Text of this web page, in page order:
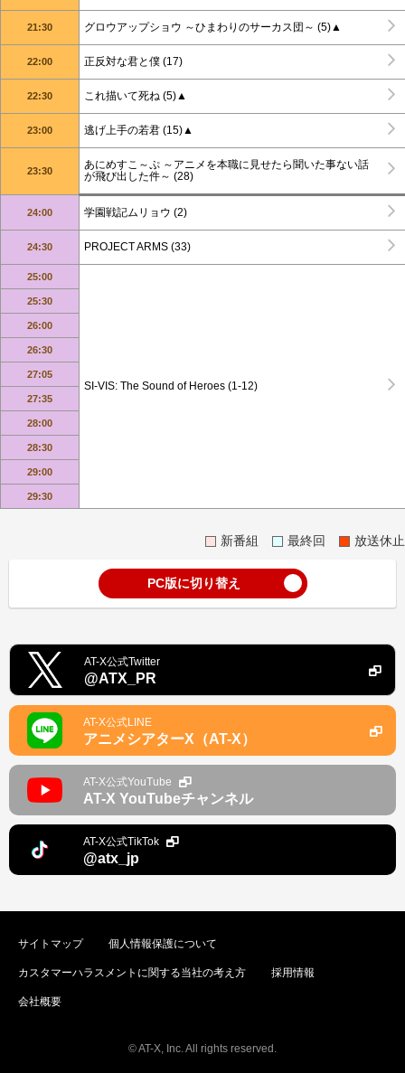
21:30 グロウアップショウ ～ひまわりのサーカス団～ (5)▲
22:00 正反対な君と僕 (17)
22:30 これ描いて死ね (5)▲
23:00 逃げ上手の若君 (15)▲
23:30
あにめすこ～ぷ ～アニメを本職に見せたら聞いた事ない話
が飛び出した件～ (28)
24:00 学園戦記ムリョウ (2)
24:30 PROJECT ARMS (33)
25:00
SI-VIS: The Sound of Heroes (1-12)
25:30
26:00
26:30
27:05
27:35
28:00
28:30
29:00
29:30
新番組 最終回 放送休止
PC版に切り替え
AT-X公式Twitter
@ATX_PR
AT-X公式LINE
アニメシアターX（AT-X）
AT-X公式YouTube
AT-X YouTubeチャンネル
AT-X公式TikTok
@atx_jp
サイトマップ 個人情報保護について
カスタマーハラスメントに関する当社の考え方 採用情報
会社概要
© AT-X, Inc. All rights reserved.